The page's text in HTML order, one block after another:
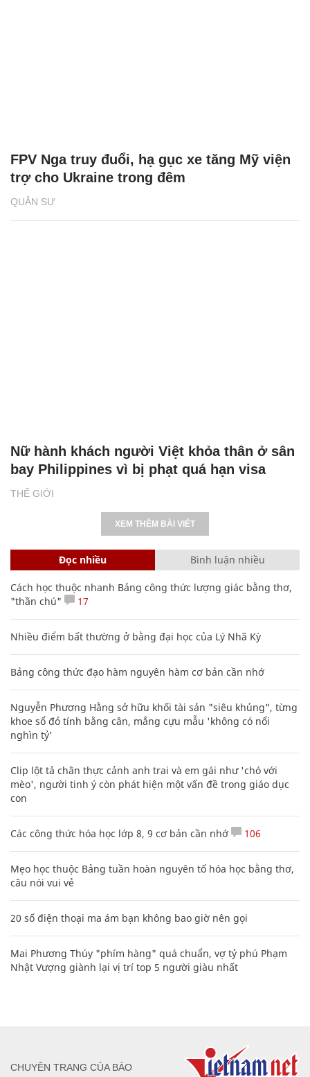
QUÂN SỰ
FPV Nga truy đuổi, hạ gục xe tăng Mỹ viện
trợ cho Ukraine trong đêm
THẾ GIỚI
Nữ hành khách người Việt khỏa thân ở sân
bay Philippines vì bị phạt quá hạn visa
XEM THÊM BÀI VIẾT
Đọc nhiều Bình luận nhiều
Cách học thuộc nhanh Bảng công thức lượng giác bằng thơ,
"thần chú"
17
Nhiều điểm bất thường ở bằng đại học của Lý Nhã Kỳ
Bảng công thức đạo hàm nguyên hàm cơ bản cần nhớ
Nguyễn Phương Hằng sở hữu khối tài sản "siêu khủng", từng
khoe sổ đỏ tính bằng cân, mắng cựu mẫu 'không có nổi
nghìn tỷ'
Clip lột tả chân thực cảnh anh trai và em gái như 'chó với
mèo', người tinh ý còn phát hiện một vấn đề trong giáo dục
con
Các công thức hóa học lớp 8, 9 cơ bản cần nhớ 106
Mẹo học thuộc Bảng tuần hoàn nguyên tố hóa học bằng thơ,
câu nói vui vẻ
20 số điện thoại ma ám bạn không bao giờ nên gọi
Mai Phương Thúy "phím hàng" quá chuẩn, vợ tỷ phú Phạm
Nhật Vượng giành lại vị trí top 5 người giàu nhất
CHUYÊN TRANG CỦA BÁO